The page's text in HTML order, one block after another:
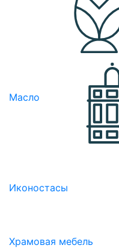
Масло
Иконостасы
Храмовая мебель